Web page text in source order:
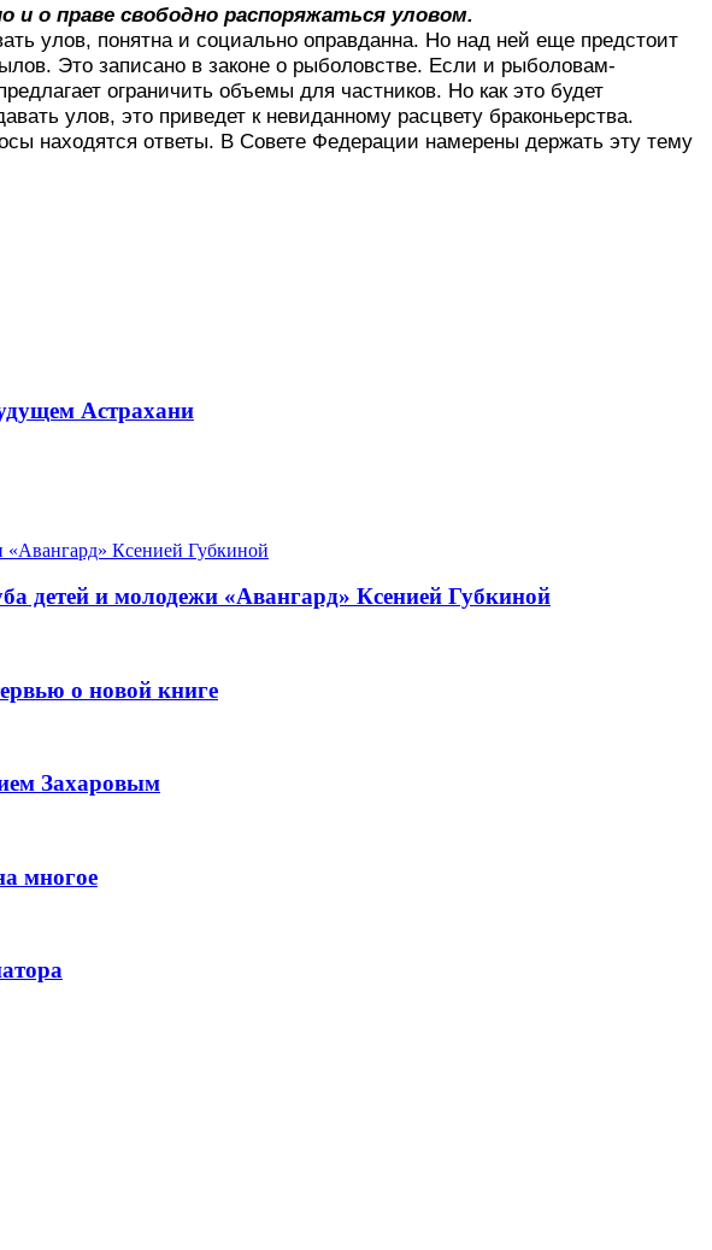
о праве свободно распоряжаться уловом.
улов, понятна и социально оправданна. Но над ней еще предстоит
Это записано в законе о рыболовстве. Если и рыболовам-
ограничить объемы для частников. Но как это будет
улов, это приведет к невиданному расцвету браконьерства.
находятся ответы. В Совете Федерации намерены держать эту тему
Астрахани
детей и молодежи «Авангард» Ксенией Губкиной
о новой книге
Захаровым
многое